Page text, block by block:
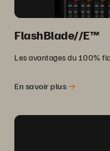
FlashBlade//E™
Les avantages du 100%
En savoir plus